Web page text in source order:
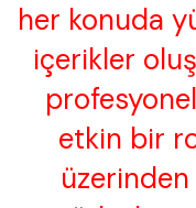
her konuda
içerikler
etkin bir